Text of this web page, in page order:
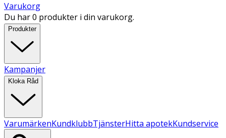
Varukorg
Du har 0 produkter i din varukorg.
Produkter
Kampanjer
Kloka Råd
VarumärkenKundklubbTjänsterHitta apotekKundservice